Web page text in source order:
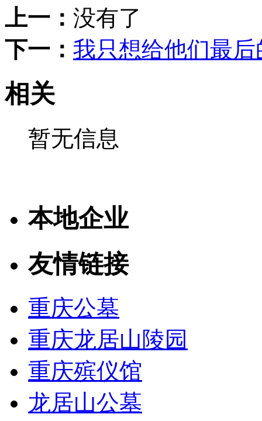
上一： 没有了
下一： 我只想给他们最后
相关
暂无信息
本地企业
友情链接
重庆公墓
重庆龙居山陵园
重庆殡仪馆
龙居山公墓